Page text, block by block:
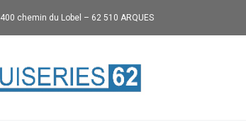
400 chemin du Lobel – 62 510 ARQUES